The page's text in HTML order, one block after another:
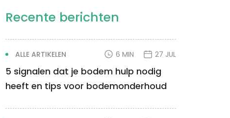
Recente berichten
ALLE ARTIKELEN 6 MIN 27 JUL
5 signalen dat je bodem hulp nodig
heeft en tips voor bodemonderhoud